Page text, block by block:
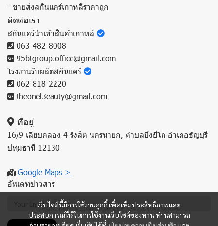
เว็บไซต์นี้มีการใช้งานคุกกี้ เพื่อเพิ่มประสิทธิภาพและ
ประสบการณ์ที่ดีในการใช้งานเว็บไซต์ของท่าน ท่านสามารถ
- ขายส่งสกินแคร์เกาหลีราคาถูก
ติดต่อเรา
สกินแคร์นำเข้าสินค้าเกาหลี
063-482-8008
95btgroup.office@gmail.com
โรงงานรับผลิตสกินแคร์
062-818-2220
theonel3eauty@gmail.com
ที่อยู่
16/9 เลียบคลอง 4 รังสิต นครนายก, ตำบลบึงยี่โถ อำเภอธัญบุรี
ปทุมธานี 12130
Google Maps >
อัพเดทข่าวสาร